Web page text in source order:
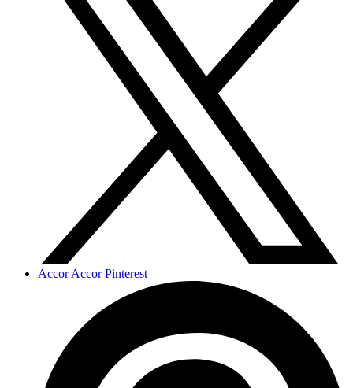
Accor Accor Pinterest